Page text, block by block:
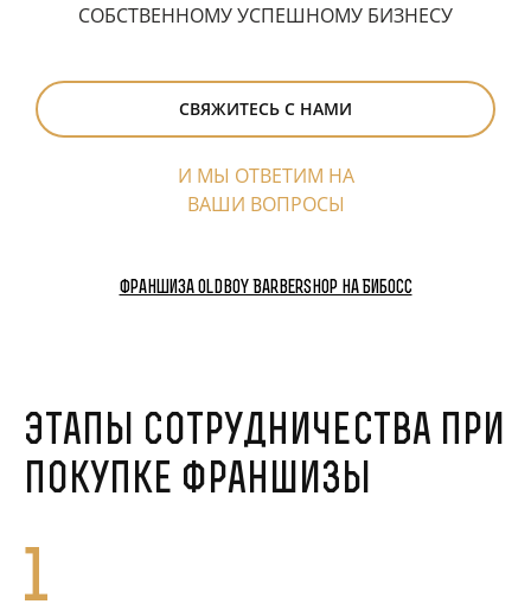
СОБСТВЕННОМУ УСПЕШНОМУ БИЗНЕСУ
СВЯЖИТЕСЬ С НАМИ
И МЫ ОТВЕТИМ НА
ВАШИ ВОПРОСЫ
Франшиза Oldboy Barbershop на Бибосс
Этапы сотрудничества при
покупке франшизы
1